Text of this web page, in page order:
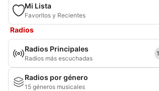
Mi Lista
Favoritos y Recientes
Radios
Radios Principales
Radios más escuchadas
Radios por género
15 géneros musicales